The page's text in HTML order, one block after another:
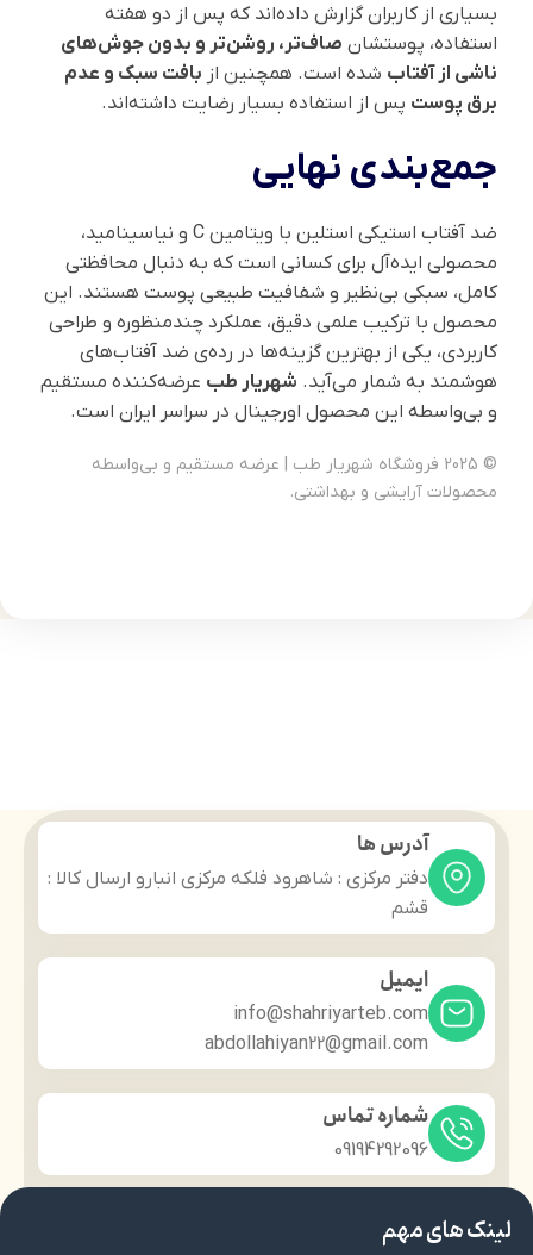
بسیاری از کاربران گزارش داده‌اند که پس از دو هفته
استفاده، پوستشان صاف‌تر، روشن‌تر و بدون جوش‌های
ناشی از آفتاب شده است. همچنین از بافت سبک و عدم
برق پوست پس از استفاده بسیار رضایت داشته‌اند.
جمع‌بندی نهایی
ضد آفتاب استیکی استلین با ویتامین C و نیاسینامید،
محصولی ایده‌آل برای کسانی است که به دنبال محافظتی
کامل، سبکی بی‌نظیر و شفافیت طبیعی پوست هستند. این
محصول با ترکیب علمی دقیق، عملکرد چندمنظوره و طراحی
کاربردی، یکی از بهترین گزینه‌ها در رده‌ی ضد آفتاب‌های
هوشمند به شمار می‌آید. شهریار طب عرضه‌کننده مستقیم
و بی‌واسطه این محصول اورجینال در سراسر ایران است.
© 2025 فروشگاه شهریار طب | عرضه مستقیم و بی‌واسطه
محصولات آرایشی و بهداشتی.
آدرس ها
دفتر مرکزی : شاهرود فلکه مرکزی انبارو ارسال کالا :
قشم
ایمیل
info@shahriyarteb.com
abdollahiyan22@gmail.com
شماره تماس
09194292096
لینک های مهم